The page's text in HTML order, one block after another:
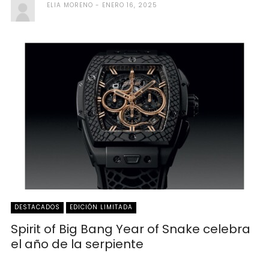
ELIA MORENO ENERO 16, 2025
DESTACADOS EDICIÓN LIMITADA
Spirit of Big Bang Year of Snake celebra
el año de la serpiente